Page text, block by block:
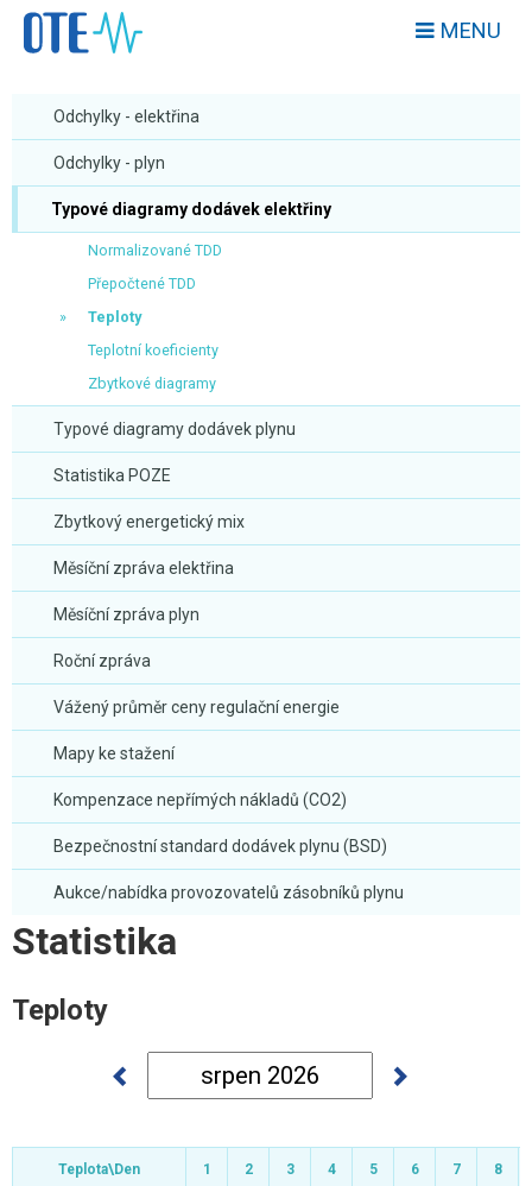
MENU
Odchylky - elektřina
Odchylky - plyn
Typové diagramy dodávek elektřiny
Normalizované TDD
Přepočtené TDD
Teploty
Teplotní koeficienty
Zbytkové diagramy
Typové diagramy dodávek plynu
Statistika POZE
Zbytkový energetický mix
Měsíční zpráva elektřina
Měsíční zpráva plyn
Roční zpráva
Vážený průměr ceny regulační energie
Mapy ke stažení
Kompenzace nepřímých nákladů (CO2)
Bezpečnostní standard dodávek plynu (BSD)
Aukce/nabídka provozovatelů zásobníků plynu
Statistika
Teploty
Teplota\Den 1 2 3 4 5 6 7 8
Teplota\Den
Teplota\Den
Teplota\Den 1 2 3 4 5 6 7 8